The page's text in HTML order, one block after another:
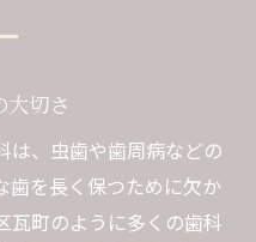
切さ
は、虫歯や歯周病などの
歯を長く保つために欠か
瓦町のように多くの歯科